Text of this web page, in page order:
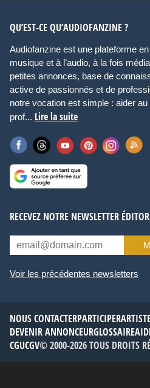
QU’EST-CE QU’AUDIOFANZINE ?
Audiofanzine est une plateforme
musique et à l’audio, à la fois
petites annonces, base de
active de passionnés et de
notre vocation est simple : aider
prof... Lire la suite
RECEVEZ NOTRE NEWSLETTER
Voir les précédentes newsletters
NOUS CONTACTERPARTICIPER
DEVENIR ANNONCEURGLOSSAIRE
CGUCGV© 2000-2026 TOUS DROITS